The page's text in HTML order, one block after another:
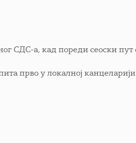
СДС-а, кад пореди сеоски пут
прво у локалној